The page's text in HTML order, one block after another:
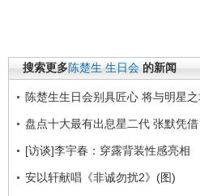
搜索更多陈楚生 生日会 的新闻
陈楚生生日会别具匠心 将与明星
盘点十大最有出息星二代 张默凭
[访谈]李宇春：穿露背装性感亮相
安以轩献唱《非诚勿扰2》(图)